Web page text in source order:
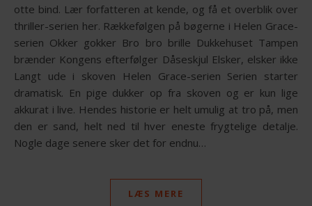
otte bind. Lær forfatteren at kende, og få et overblik over
thriller-serien her. Rækkefølgen på bøgerne i Helen Grace-
serien Okker gokker Bro bro brille Dukkehuset Tampen
brænder Kongens efterfølger Dåseskjul Elsker, elsker ikke
Langt ude i skoven Helen Grace-serien Serien starter
dramatisk. En pige dukker op fra skoven og er kun lige
akkurat i live. Hendes historie er helt umulig at tro på, men
den er sand, helt ned til hver eneste frygtelige detalje.
Nogle dage senere sker det for endnu…
LÆS MERE